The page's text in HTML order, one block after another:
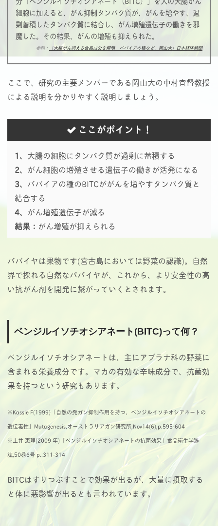
細胞に加えると、がん抑制タンパク質が、がんを増やす、過
剰蓄積したタンパク質に結合し、がん増殖遺伝子の働きを邪
魔した。その結果、がんの増殖も抑えられた。
参照： 「大腸がん抑える食品成分を解明 パパイアの種など、岡山大」日本経済新聞
ここで、研究の主要メンバーである岡山大の中村宜督教授
による説明を分かりやすく説明しましょう。
ここがポイント！
1、 大腸の細胞にタンパク質が過剰に蓄積する
2、 がん細胞の増殖させる遺伝子の働きが活発になる
3、 パパイアの種のBITCががんを増やすタンパク質と
結合する
4、 がん増殖遺伝子が減る
結果： がん増殖が抑えられる
パパイヤは果物です(宮古島においては野菜の認識)。自然
界で採れる自然なパパイヤが、これから、より安全性の高
い抗がん剤を開発に繋がっていくとされます。
ベンジルイソチオシアネート(BITC)って何？
ベンジルイソチオシアネートは、主にアブラナ科の野菜に
含まれる栄養成分です。マカの有効な辛味成分で、抗菌効
果を持つという研究もあります。
※Kassie F(1999)「自然の発ガン抑制作用を持つ、ベンジルイソチオシアネートの
遺伝毒性」Mutagenesis,オーストラリアガン研究所,Nov14(6),p.595-604
※上井 恵理(2009 年)「ベンジルイソチオシアネートの抗菌効果」食品衛生学雑
誌,50巻6号 p..311-314
BITCはすりつぶすことで効果が出るが、大量に摂取する
と体に悪影響が出るとも言われています。